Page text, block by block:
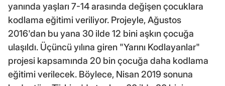
yanında yaşları 7-14 arasında değişen çocuklara
kodlama eğitimi veriliyor. Projeyle, Ağustos
2016'dan bu yana 30 ilde 12 bini aşkın çocuğa
ulaşıldı. Üçüncü yılına giren "Yarını Kodlayanlar"
projesi kapsamında 20 bin çocuğa daha kodlama
eğitimi verilecek. Böylece, Nisan 2019 sonuna